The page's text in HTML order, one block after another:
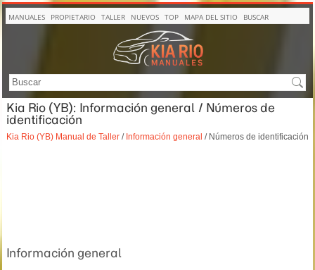
MANUALES PROPIETARIO TALLER NUEVOS TOP MAPA DEL SITIO BUSCAR
Kia Rio (YB): Información general / Números de
identificación
Kia Rio (YB) Manual de Taller / Información general / Números de identificación
Información general